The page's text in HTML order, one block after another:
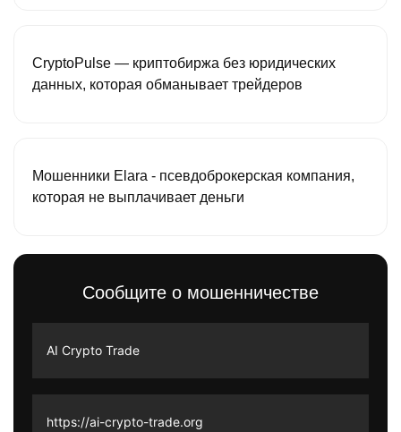
CryptoPulse — криптобиржа без юридических
данных, которая обманывает трейдеров
Мошенники Elara - псевдоброкерская компания,
которая не выплачивает деньги
Сообщите о мошенничестве